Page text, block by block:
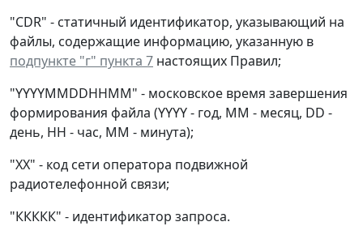
"CDR" - статичный идентификатор, указывающий на
файлы, содержащие информацию, указанную в
подпункте "г" пункта 7 настоящих Правил;
"YYYYMMDDHHMM" - московское время завершения
формирования файла (YYYY - год, ММ - месяц, DD -
день, НН - час, ММ - минута);
"XX" - код сети оператора подвижной
радиотелефонной связи;
"ККККК" - идентификатор запроса.